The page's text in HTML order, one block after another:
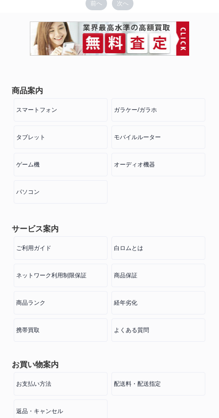
前へ 次へ
商品案内
スマートフォン ガラケー/ガラホ
タブレット モバイルルーター
ゲーム機 オーディオ機器
パソコン
サービス案内
ご利用ガイド 白ロムとは
ネットワーク利用制限保証 商品保証
商品ランク 経年劣化
携帯買取 よくある質問
お買い物案内
お支払い方法 配送料・配送指定
返品・キャンセル